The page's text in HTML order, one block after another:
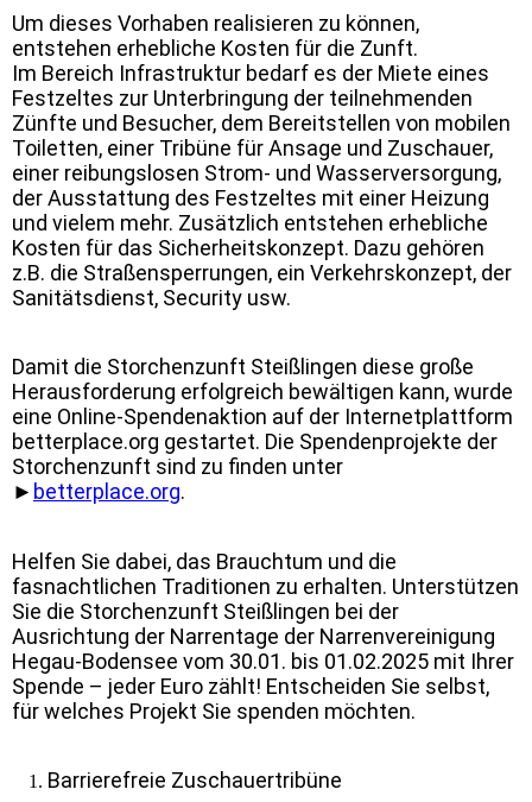
Um dieses Vorhaben realisieren zu können,
entstehen erhebliche Kosten für die Zunft.
Im Bereich Infrastruktur bedarf es der Miete eines
Festzeltes zur Unterbringung der teilnehmenden
Zünfte und Besucher, dem Bereitstellen von mobilen
Toiletten, einer Tribüne für Ansage und Zuschauer,
einer reibungslosen Strom- und Wasserversorgung,
der Ausstattung des Festzeltes mit einer Heizung
und vielem mehr. Zusätzlich entstehen erhebliche
Kosten für das Sicherheitskonzept. Dazu gehören
z.B. die Straßensperrungen, ein Verkehrskonzept, der
Sanitätsdienst, Security usw.
Damit die Storchenzunft Steißlingen diese große
Herausforderung erfolgreich bewältigen kann, wurde
eine Online-Spendenaktion auf der Internetplattform
betterplace.org gestartet. Die Spendenprojekte der
Storchenzunft sind zu finden unter
► betterplace.org.
Helfen Sie dabei, das Brauchtum und die
fasnachtlichen Traditionen zu erhalten. Unterstützen
Sie die Storchenzunft Steißlingen bei der
Ausrichtung der Narrentage der Narrenvereinigung
Hegau-Bodensee vom 30.01. bis 01.02.2025 mit Ihrer
Spende – jeder Euro zählt! Entscheiden Sie selbst,
für welches Projekt Sie spenden möchten.
Barrierefreie Zuschauertribüne